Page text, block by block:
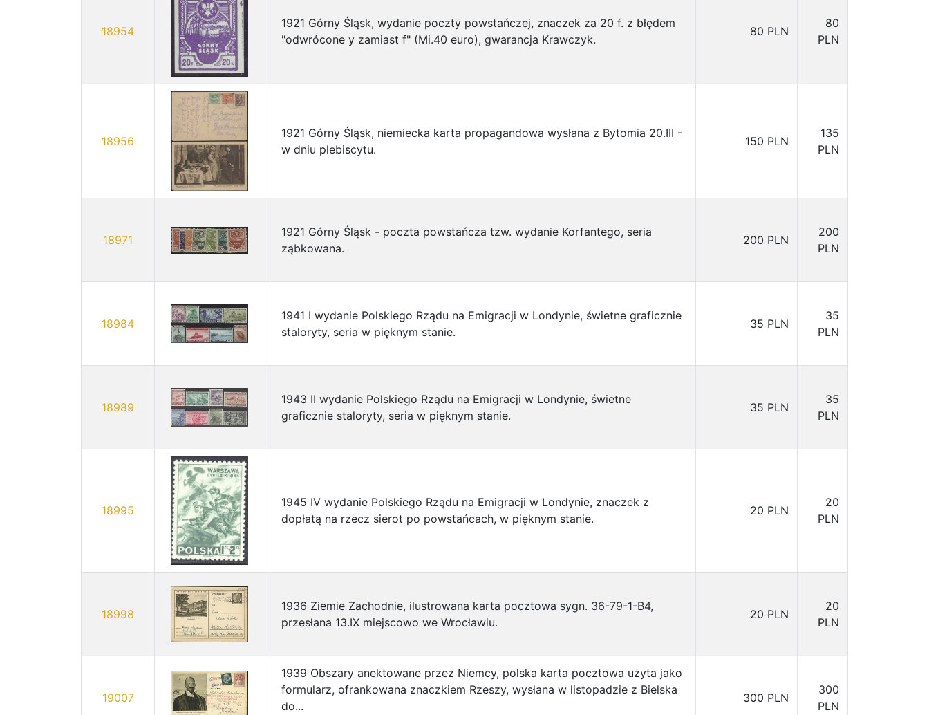
18954
1921 Górny Śląsk, wydanie poczty powstańczej, znaczek za 20 f. z błędem
"odwrócone y zamiast f" (Mi.40 euro), gwarancja Krawczyk.
80 PLN
80
PLN
18956
1921 Górny Śląsk, niemiecka karta propagandowa wysłana z Bytomia 20.III -
w dniu plebiscytu.
150 PLN
135
PLN
18971
1921 Górny Śląsk - poczta powstańcza tzw. wydanie Korfantego, seria
ząbkowana.
200 PLN
200
PLN
18984
1941 I wydanie Polskiego Rządu na Emigracji w Londynie, świetne graficznie
staloryty, seria w pięknym stanie.
35 PLN
35
PLN
18989
1943 II wydanie Polskiego Rządu na Emigracji w Londynie, świetne
graficznie staloryty, seria w pięknym stanie.
35 PLN
35
PLN
18995
1945 IV wydanie Polskiego Rządu na Emigracji w Londynie, znaczek z
dopłatą na rzecz sierot po powstańcach, w pięknym stanie.
20 PLN
20
PLN
18998
1936 Ziemie Zachodnie, ilustrowana karta pocztowa sygn. 36-79-1-B4,
przesłana 13.IX miejscowo we Wrocławiu.
20 PLN
20
PLN
19007
1939 Obszary anektowane przez Niemcy, polska karta pocztowa użyta jako
formularz, ofrankowana znaczkiem Rzeszy, wysłana w listopadzie z Bielska
do...
300 PLN
300
PLN